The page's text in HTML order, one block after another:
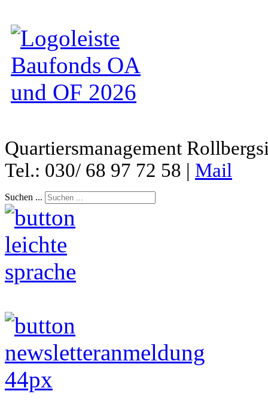
Quartiersmanagement
Tel.: 030/ 68 97 72 58 | Mail
Suchen ...